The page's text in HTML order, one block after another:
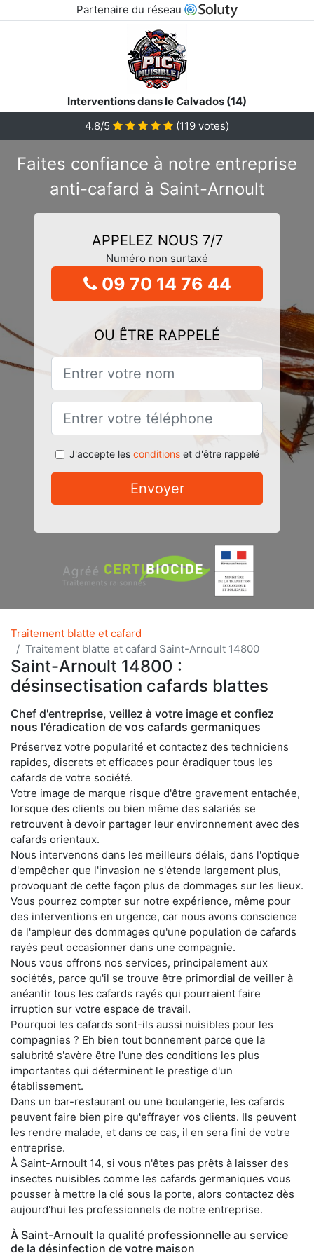
Partenaire du réseau
Interventions dans le Calvados (14)
4.8/5
(119 votes)
Faites confiance à notre entreprise
anti-cafard à Saint-Arnoult
APPELEZ NOUS 7/7
Numéro non surtaxé
09 70 14 76 44
OU ÊTRE RAPPELÉ
J'accepte les conditionset d'être rappelé
Envoyer
Traitement blatte et cafard
Traitement blatte et cafard Saint-Arnoult 14800
Saint-Arnoult 14800 :
désinsectisation cafards blattes
Chef d'entreprise, veillez à votre image et confiez
nous l'éradication de vos cafards germaniques
Préservez votre popularité et contactez des techniciens
rapides, discrets et efficaces pour éradiquer tous les
cafards de votre société.
Votre image de marque risque d'être gravement entachée,
lorsque des clients ou bien même des salariés se
retrouvent à devoir partager leur environnement avec des
cafards orientaux.
Nous intervenons dans les meilleurs délais, dans l'optique
d'empêcher que l'invasion ne s'étende largement plus,
provoquant de cette façon plus de dommages sur les lieux.
Vous pourrez compter sur notre expérience, même pour
des interventions en urgence, car nous avons conscience
de l'ampleur des dommages qu'une population de cafards
rayés peut occasionner dans une compagnie.
Nous vous offrons nos services, principalement aux
sociétés, parce qu'il se trouve être primordial de veiller à
anéantir tous les cafards rayés qui pourraient faire
irruption sur votre espace de travail.
Pourquoi les cafards sont-ils aussi nuisibles pour les
compagnies ? Eh bien tout bonnement parce que la
salubrité s'avère être l'une des conditions les plus
importantes qui déterminent le prestige d'un
établissement.
Dans un bar-restaurant ou une boulangerie, les cafards
peuvent faire bien pire qu'effrayer vos clients. Ils peuvent
les rendre malade, et dans ce cas, il en sera fini de votre
entreprise.
À Saint-Arnoult 14, si vous n'êtes pas prêts à laisser des
insectes nuisibles comme les cafards germaniques vous
pousser à mettre la clé sous la porte, alors contactez dès
aujourd'hui les professionnels de notre entreprise.
À Saint-Arnoult la qualité professionnelle au service
de la désinfection de votre maison